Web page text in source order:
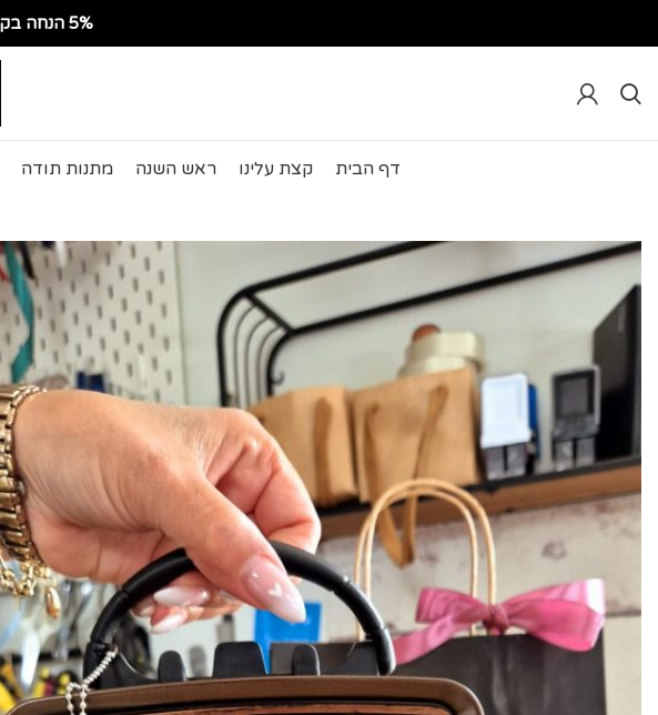
5% הנחה בקניה מעל 199 ש"ח | קוד קופון just4you
דף הבית קצת עלינו ראש השנה מתנות תודה